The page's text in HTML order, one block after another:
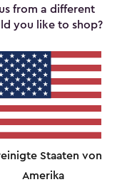
from a different
you like to shop?
Staaten von
Amerika